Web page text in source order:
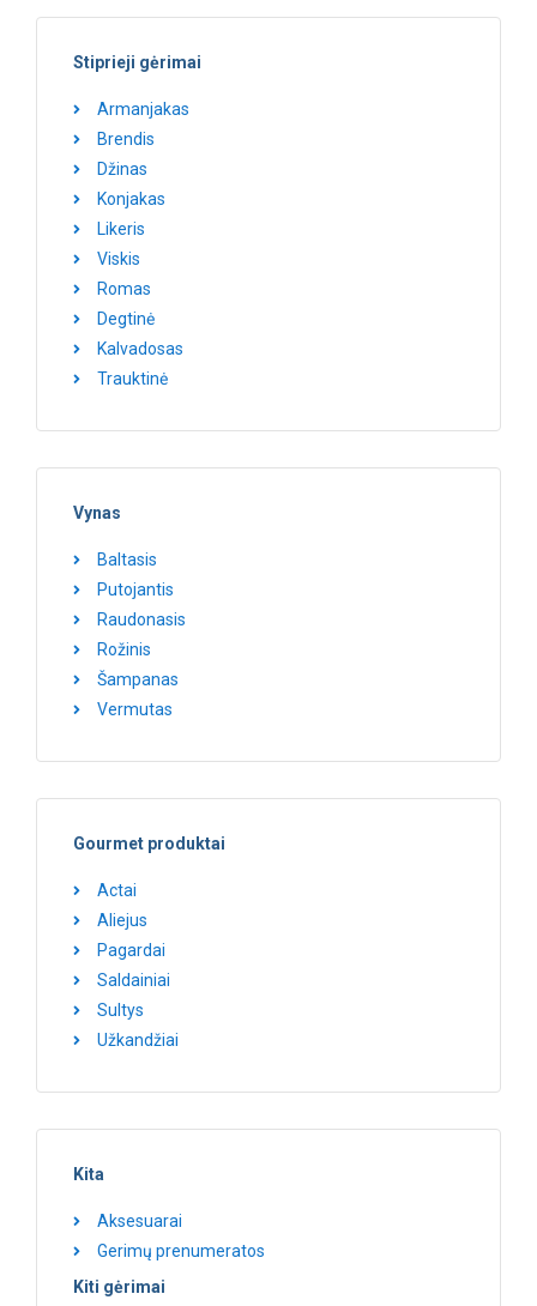
Stiprieji gėrimai
Armanjakas
Brendis
Džinas
Konjakas
Likeris
Viskis
Romas
Degtinė
Kalvadosas
Trauktinė
Vynas
Baltasis
Putojantis
Raudonasis
Rožinis
Šampanas
Vermutas
Gourmet produktai
Actai
Aliejus
Pagardai
Saldainiai
Sultys
Užkandžiai
Kita
Aksesuarai
Gerimų prenumeratos
Kiti gėrimai